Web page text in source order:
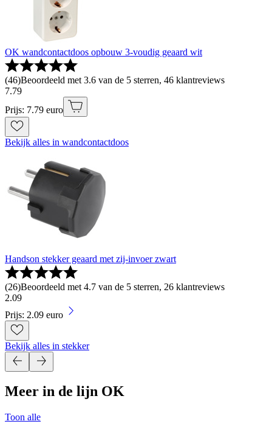
OK wandcontactdoos opbouw 3-voudig geaard wit
(46)Beoordeeld met 3.6 van de 5 sterren, 46 klantreviews
7.79
Prijs: 7.79 euro
Bekijk alles in wandcontactdoos
Handson stekker geaard met zij-invoer zwart
(26)Beoordeeld met 4.7 van de 5 sterren, 26 klantreviews
2.09
Prijs: 2.09 euro
Bekijk alles in stekker
Meer in de lijn OK
Toon alle